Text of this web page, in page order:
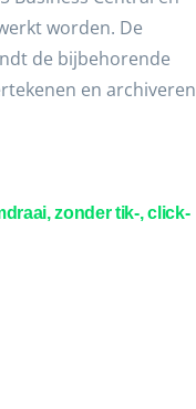
worden. De
de bijbehorende
en archiveren
zonder tik-, click-